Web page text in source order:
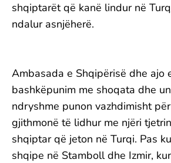
shqiptarët që kanë lindur në
ndalur asnjëherë.
Ambasada e Shqipërisë dhe ajo
bashkëpunim me shoqata dhe
ndryshme punon vazhdimisht
gjithmonë të lidhur me njëri
shqiptar që jeton në Turqi. Pas
shqipe në Stamboll dhe Izmir,